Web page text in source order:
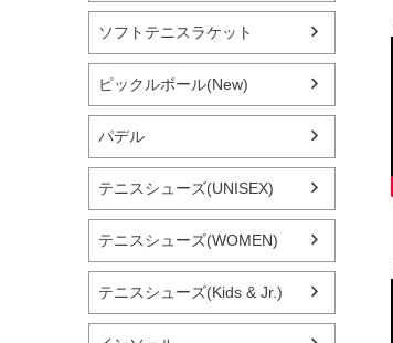
ソフトテニスラケット
ピックルボール(New)
パデル
テニスシューズ(UNISEX)
テニスシューズ(WOMEN)
テニスシューズ(Kids & Jr.)